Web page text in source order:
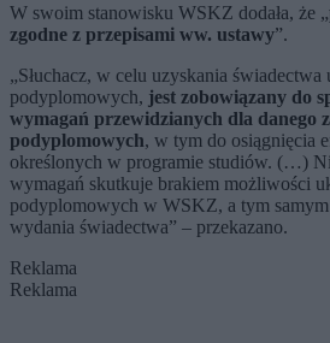
W swoim stanowisku WSKZ dodała, że „
zgodne z przepisami ww. ustawy”.
„Słuchacz, w celu uzyskania
podyplomowych, jest zobowiązany do
wymagań przewidzianych dla danego
podyplomowych, w tym do osiągnięcia
określonych w programie studiów. (…)
wymagań skutkuje brakiem możliwości
podyplomowych w WSKZ, a tym
wydania świadectwa” – przekazano.
Reklama
Reklama